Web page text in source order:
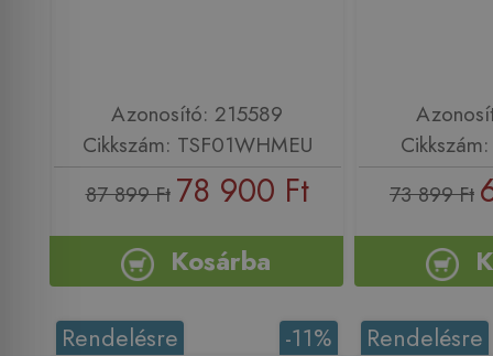
Azonosító: 215589
Cikkszám: TSF01WHMEU
87 899 Ft 78 900 Ft
Kosárba
73 899 Ft
-11%
Rendelésre Rendelésre